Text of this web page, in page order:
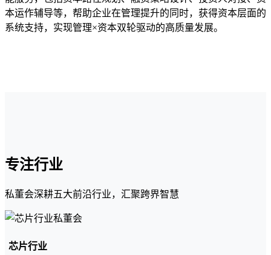
本运作辅导等，帮助企业在管理提升的同时，获得资本层面的
系统支持，实现管理×资本双轮驱动的高质量发展。
专注行业
私董会深耕五大前沿行业，汇聚跨界智慧
芯片行业